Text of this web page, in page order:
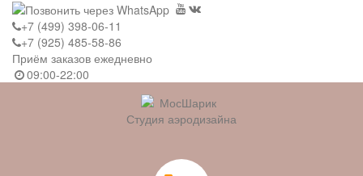
+7 (499) 398-06-11
+7 (925) 485-58-86
Приём заказов ежедневно
09:00-22:00
Студия аэродизайна